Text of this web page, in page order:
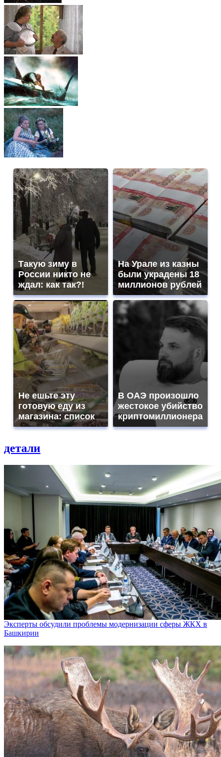
Такую зиму в
России никто не
ждал: как так?!
На Урале из казны
были украдены 18
миллионов рублей
Не ешьте эту
готовую еду из
магазина: список
В ОАЭ произошло
жестокое убийство
криптомиллионера
детали
Эксперты обсудили проблемы модернизации сферы ЖКХ в
Башкирии